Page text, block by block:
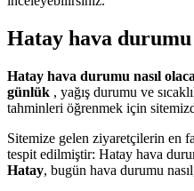
Hatay hava
Hatay hava durumu nasıl
günlük , yağış durumu ve
tahminleri öğrenmek için
Sitemize gelen ziyaretçilerin en
tespit edilmiştir: Hatay hava
Hatay, bugün hava durumu